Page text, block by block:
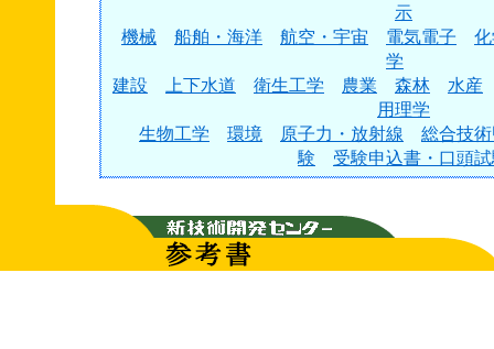
示
機械
船舶・海洋 航空・宇宙 電気電子
学
建設
上下水道 衛生工学 農業 森林
水産
用理学
生物工学
環境 原子力・放射線
総合技
験
受験申込書・口頭